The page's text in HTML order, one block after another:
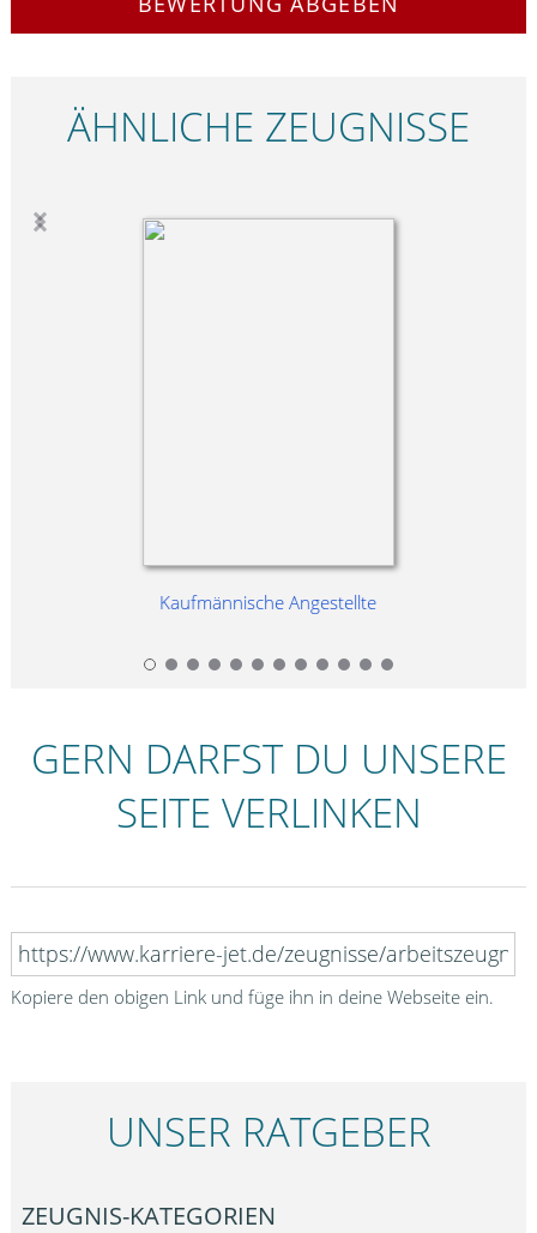
ÄHNLICHE ZEUGNISSE
Kaufmännische Angestellte
GERN DARFST DU UNSERE
SEITE VERLINKEN
Kopiere den obigen Link und füge ihn in deine Webseite ein.
UNSER RATGEBER
ZEUGNIS-KATEGORIEN